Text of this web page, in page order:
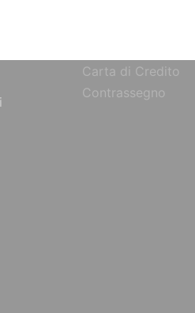
Carta di Credito
Contrassegno